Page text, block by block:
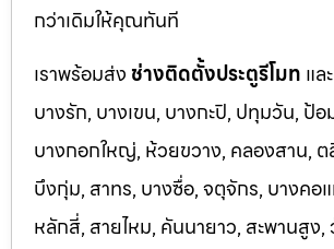
กว่าเดิมให้คุณทันที
เราพร้อมส่ง ช่างติดตั้งประตูรีโมท และ
บางรัก, บางเขน, บางกะปิ, ปทุมวัน, ป้
บางกอกใหญ่, ห้วยขวาง, คลองสาน,
บึงกุ่ม, สาทร, บางซื่อ, จตุจักร, บางคอแ
หลักสี่, สายไหม, คันนายาว, สะพานสู